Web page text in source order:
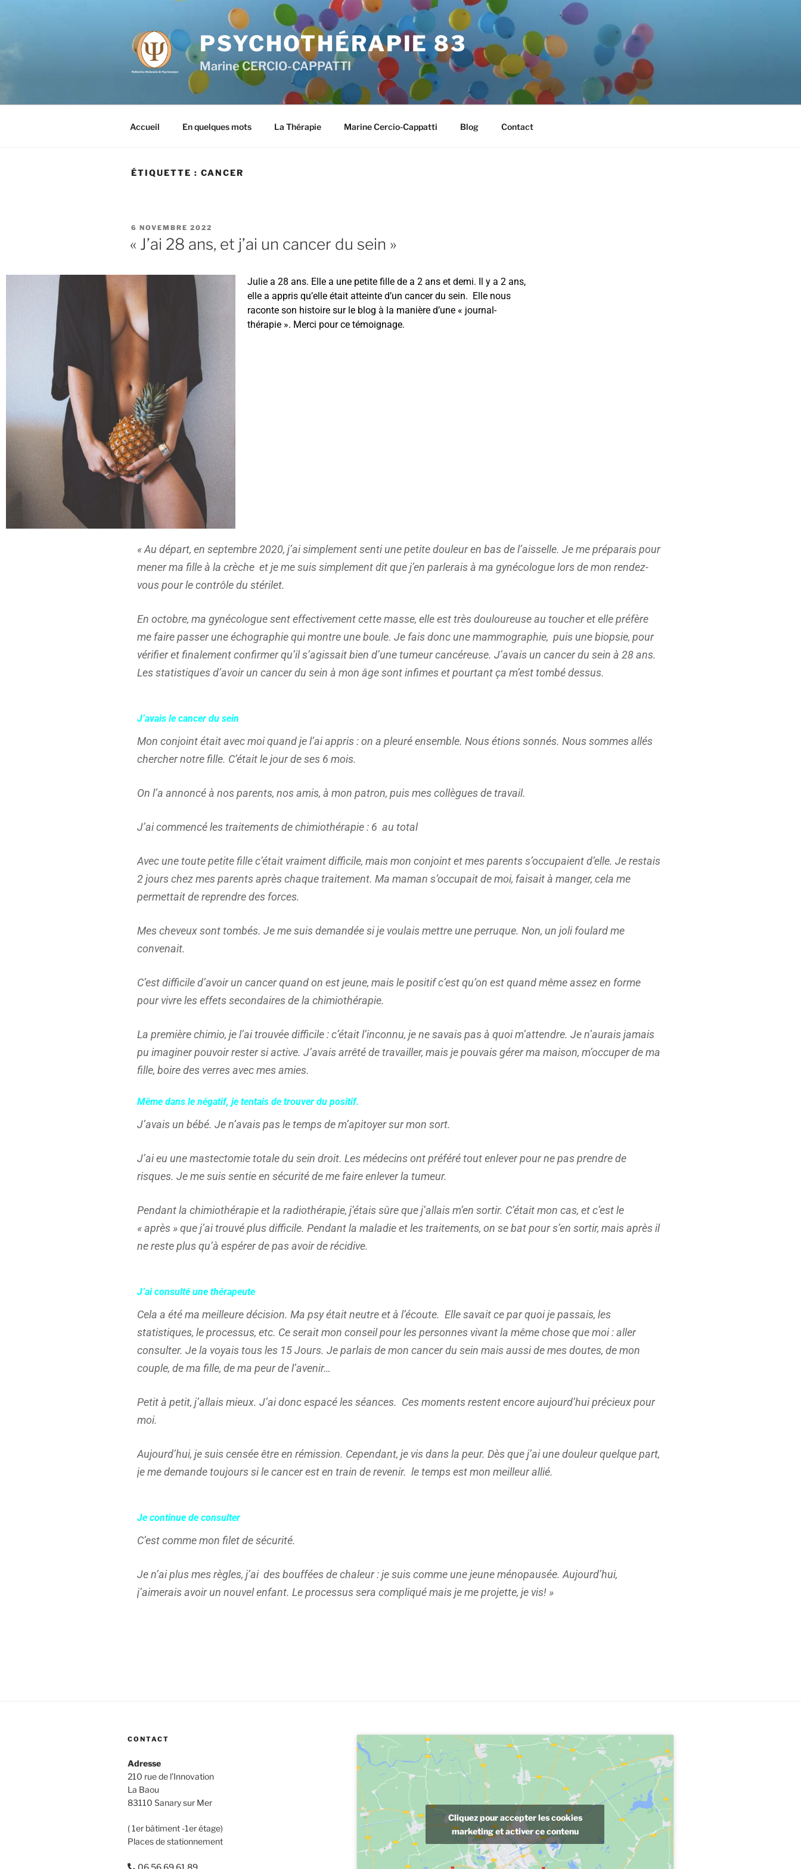
PSYCHOTHÉRAPIE 83
Marine CERCIO-CAPPATTI
Accueil En quelques mots La Thérapie Marine Cercio-Cappatti Blog Contact
ÉTIQUETTE : CANCER
6 NOVEMBRE 2022
« J’ai 28 ans, et j’ai un cancer du sein »
Julie a 28 ans. Elle a une petite fille de a 2 ans et demi. Il y a 2 ans,
elle a appris qu’elle était atteinte d’un cancer du sein. Elle nous
raconte son histoire sur le blog à la manière d’une « journal-
thérapie ». Merci pour ce témoignage.
« Au départ, en septembre 2020, j’ai simplement senti une petite douleur en bas de l’aisselle. Je me préparais pour
mener ma fille à la crèche et je me suis simplement dit que j’en parlerais à ma gynécologue lors de mon rendez-
vous pour le contrôle du stérilet.
En octobre, ma gynécologue sent effectivement cette masse, elle est très douloureuse au toucher et elle préfère
me faire passer une échographie qui montre une boule. Je fais donc une mammographie, puis une biopsie, pour
vérifier et finalement confirmer qu’il s’agissait bien d’une tumeur cancéreuse. J’avais un cancer du sein à 28 ans.
Les statistiques d’avoir un cancer du sein à mon âge sont infimes et pourtant ça m’est tombé dessus.
J’avais le cancer du sein
Mon conjoint était avec moi quand je l’ai appris : on a pleuré ensemble. Nous étions sonnés. Nous sommes allés
chercher notre fille. C’était le jour de ses 6 mois.
On l’a annoncé à nos parents, nos amis, à mon patron, puis mes collègues de travail.
J’ai commencé les traitements de chimiothérapie : 6 au total
Avec une toute petite fille c’était vraiment difficile, mais mon conjoint et mes parents s’occupaient d’elle. Je restais
2 jours chez mes parents après chaque traitement. Ma maman s’occupait de moi, faisait à manger, cela me
permettait de reprendre des forces.
Mes cheveux sont tombés. Je me suis demandée si je voulais mettre une perruque. Non, un joli foulard me
convenait.
C’est difficile d’avoir un cancer quand on est jeune, mais le positif c’est qu’on est quand même assez en forme
pour vivre les effets secondaires de la chimiothérapie.
La première chimio, je l’ai trouvée difficile : c’était l’inconnu, je ne savais pas à quoi m’attendre. Je n’aurais jamais
pu imaginer pouvoir rester si active. J’avais arrêté de travailler, mais je pouvais gérer ma maison, m’occuper de ma
fille, boire des verres avec mes amies.
Même dans le négatif, je tentais de trouver du positif.
J’avais un bébé. Je n’avais pas le temps de m’apitoyer sur mon sort.
J’ai eu une mastectomie totale du sein droit. Les médecins ont préféré tout enlever pour ne pas prendre de
risques. Je me suis sentie en sécurité de me faire enlever la tumeur.
Pendant la chimiothérapie et la radiothérapie, j’étais sûre que j’allais m’en sortir. C’était mon cas, et c’est le
« après » que j’ai trouvé plus difficile. Pendant la maladie et les traitements, on se bat pour s’en sortir, mais après il
ne reste plus qu’à espérer de pas avoir de récidive.
J’ai consulté une thérapeute
Cela a été ma meilleure décision. Ma psy était neutre et à l’écoute. Elle savait ce par quoi je passais, les
statistiques, le processus, etc. Ce serait mon conseil pour les personnes vivant la même chose que moi : aller
consulter. Je la voyais tous les 15 Jours. Je parlais de mon cancer du sein mais aussi de mes doutes, de mon
couple, de ma fille, de ma peur de l’avenir…
Petit à petit, j’allais mieux. J’ai donc espacé les séances. Ces moments restent encore aujourd’hui précieux pour
moi.
Aujourd’hui, je suis censée être en rémission. Cependant, je vis dans la peur. Dès que j’ai une douleur quelque part,
je me demande toujours si le cancer est en train de revenir. le temps est mon meilleur allié.
Je continue de consulter
C’est comme mon filet de sécurité.
Je n’ai plus mes règles, j’ai des bouffées de chaleur : je suis comme une jeune ménopausée. Aujourd’hui,
j’aimerais avoir un nouvel enfant. Le processus sera compliqué mais je me projette, je vis! »
CONTACT
Adresse
210 rue de l’Innovation
La Baou
83110 Sanary sur Mer
( 1er bâtiment -1er étage)
Places de stationnement
Cliquez pour accepter les cookies
marketing et activer ce contenu